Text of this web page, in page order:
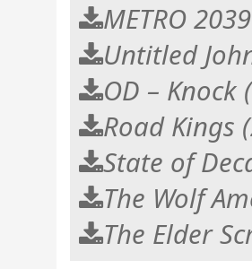
METRO
Untitled
OD – Knock
Road Kings
State of
The Wolf
The Elder